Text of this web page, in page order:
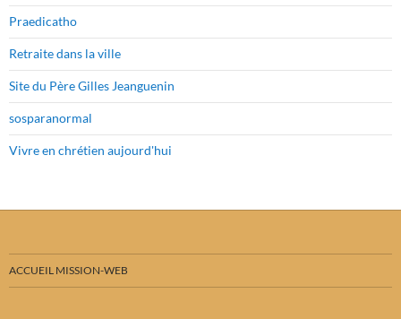
Praedicatho
Retraite dans la ville
Site du Père Gilles Jeanguenin
sosparanormal
Vivre en chrétien aujourd'hui
ACCUEIL MISSION-WEB